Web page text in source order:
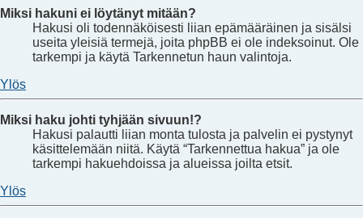
Miksi hakuni ei löytänyt mitään?
Hakusi oli todennäköisesti liian epämääräinen ja sisälsi
useita yleisiä termejä, joita phpBB ei ole indeksoinut. Ole
tarkempi ja käytä Tarkennetun haun valintoja.
Ylös
Miksi haku johti tyhjään sivuun!?
Hakusi palautti liian monta tulosta ja palvelin ei pystynyt
käsittelemään niitä. Käytä “Tarkennettua hakua” ja ole
tarkempi hakuehdoissa ja alueissa joilta etsit.
Ylös